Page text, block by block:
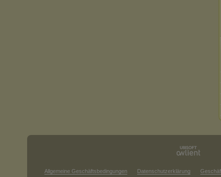
Allgemeine Geschäftsbedingungen Datenschutzerklärung